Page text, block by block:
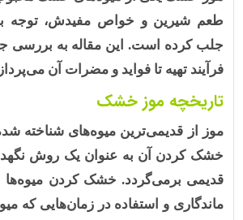
طعم شیرین و خواص مفیدش، توجه
جلب کرده است. این مقاله به بررسی
فرآیند تهیه تا فواید و مضرات آن
تاریخچه موز خشک
موز از قدیمی‌ترین میوه‌های شناخته
خشک کردن آن به عنوان یک روش
قدیمی برمی‌گردد. خشک کردن میوه‌ها
ماندگاری و استفاده در زمان‌هایی که